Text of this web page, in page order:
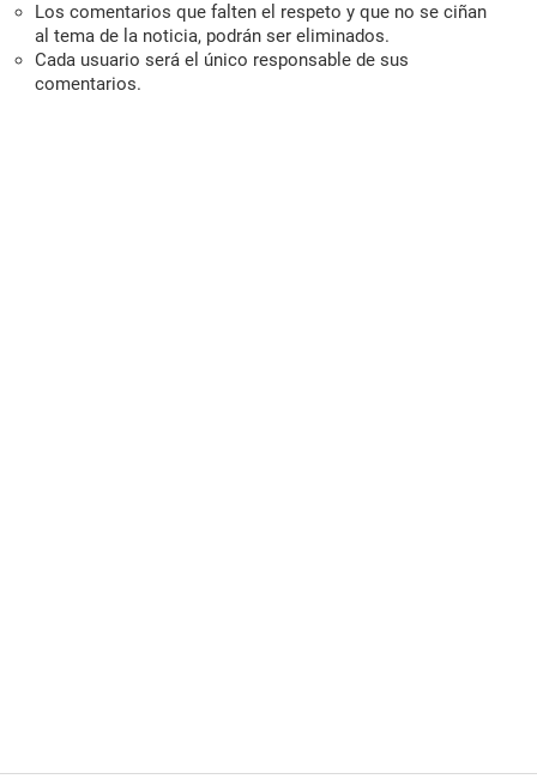
Los comentarios que falten el respeto y que no se ciñan
al tema de la noticia, podrán ser eliminados.
Cada usuario será el único responsable de sus
comentarios.